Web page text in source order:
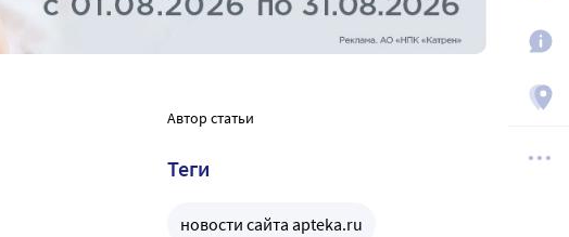
Автор статьи
Теги
новости сайта apteka.ru